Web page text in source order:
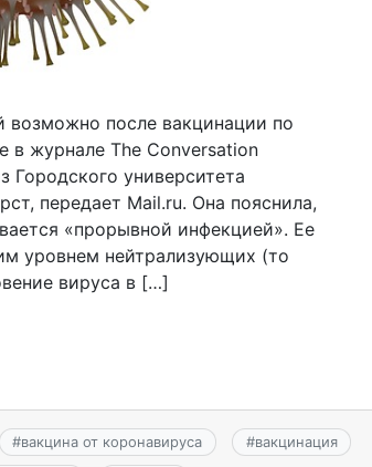
возможно после вакцинации по
в журнале The Conversation
Городского университета
передает Mail.ru. Она пояснила,
«прорывной инфекцией». Ее
уровнем нейтрализующих (то
вируса в […]
#вакцина от коронавируса #вакцинация